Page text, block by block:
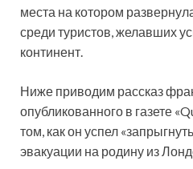
места на котором
среди туристов, желавших
континент.
Ниже приводим рассказ
опубликованного в газете
том, как он успел
эвакуации на родину из